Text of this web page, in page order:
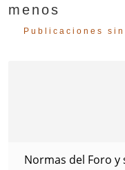
menos
Publicaciones
Normas del Foro